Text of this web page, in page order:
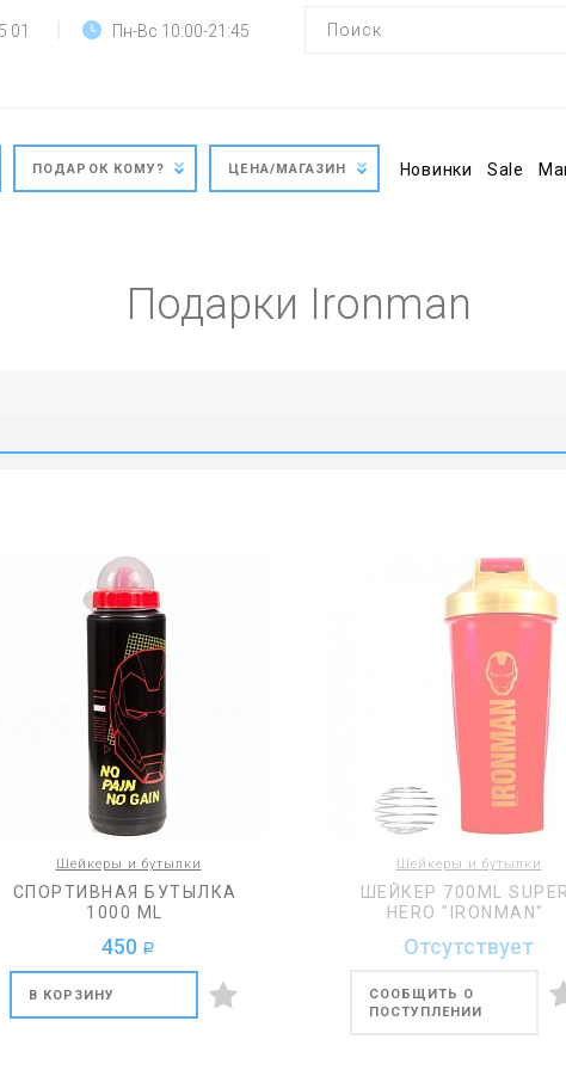
01 Пн-Вс 10:00-21:45
ПОДАРОК КОМУ? ЦЕНА/МАГАЗИН Новинки Sale
Подарки Ironman
Шейкеры и бутылки
СПОРТИВНАЯ БУТЫЛКА
1000 ML
450 a
В КОРЗИНУ
Шейкеры и бутылки
ШЕЙКЕР 700ML
HERO "IRONMAN"
Отсутствует
СООБЩИТЬ О
ПОСТУПЛЕНИИ